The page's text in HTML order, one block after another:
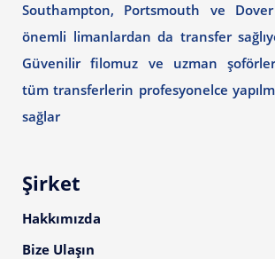
Southampton, Portsmouth ve
önemli limanlardan da transfer
Güvenilir filomuz ve uzman
tüm transferlerin profesyonelce
sağlar
Şirket
Hakkımızda
Bize Ulaşın